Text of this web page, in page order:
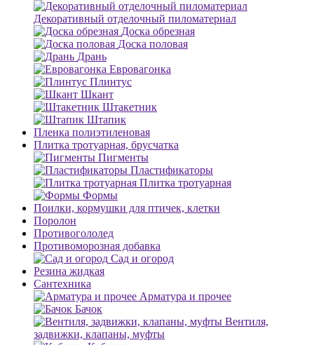
Декоративный отделочный пиломатериал
Доска обрезная
Доска половая
Дрань
Евровагонка
Плинтус
Шкант
Штакетник
Штапик
Пленка полиэтиленовая
Плитка тротуарная, брусчатка
Пигменты
Пластификаторы
Плитка тротуарная
Формы
Поилки, кормушки для птичек, клетки
Поролон
Противогололед
Противоморозная добавка
Сад и огород
Резина жидкая
Сантехника
Арматура и прочее
Бачок
Вентиля,
задвижки, клапаны, муфты